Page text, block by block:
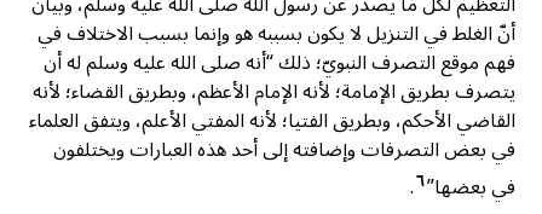
أنّ الغلط في التنزيل لا يكون بسببه هو وإنما بسبب الاختلاف في
فهم موقع التصرف النبويّ؛ ذلك “أنه صلى الله عليه وسلم له أن
يتصرف بطريق الإمامة؛ لأنه الإمام الأعظم، وبطريق القضاء؛ لأنه
القاضي الأحكم، وبطريق الفتيا؛ لأنه المفتي الأعلم، ويتفق العلماء
في بعض التصرفات وإضافته إلى أحد هذه العبارات ويختلفون
في بعضها”٦.